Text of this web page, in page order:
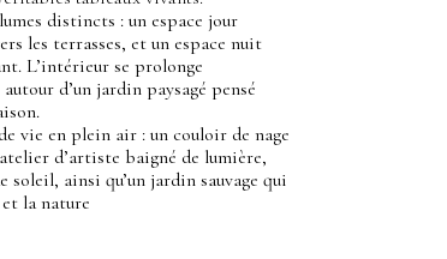
distincts : un espace jour
les terrasses, et un espace nuit
L’intérieur se prolonge
d’un jardin paysagé pensé
vie en plein air : un couloir de nage
d’artiste baigné de lumière,
soleil, ainsi qu’un jardin sauvage qui
la nature